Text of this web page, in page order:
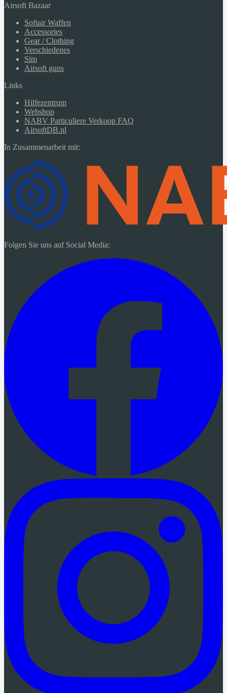
Airsoft Bazaar
Softair Waffen
Accessories
Gear / Clothing
Verschiedenes
Sim
Airsoft guns
Links
Hilfezentrum
Webshop
NABV Particuliere Verkoop FAQ
AirsoftDB.nl
In Zusammenarbeit mit:
Folgen Sie uns auf Social Media: